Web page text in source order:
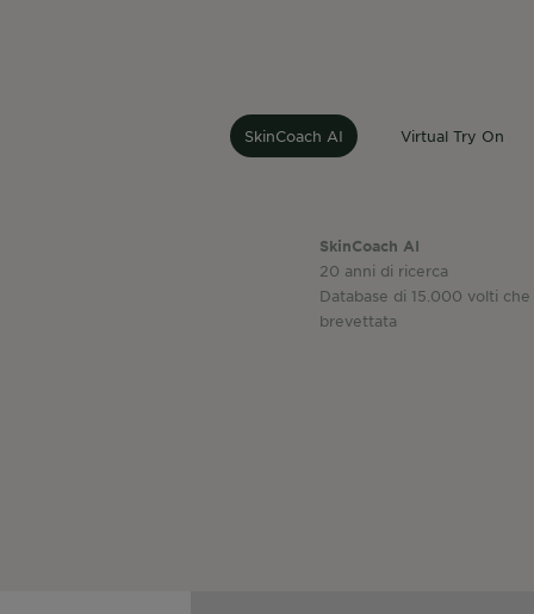
SkinCoach AI Virtual Try On
SkinCoach AI
20 anni di ricerca
Database di 15.000 volti
brevettata